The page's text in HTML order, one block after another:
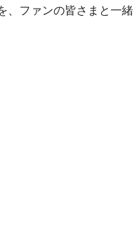
、ファンの皆さまと一緒